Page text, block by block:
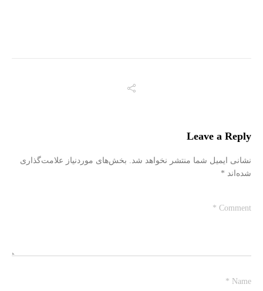
Leave a Reply
نشانی ایمیل شما منتشر نخواهد شد.
بخش‌های موردنیاز علامت‌گذاری
شده‌اند *